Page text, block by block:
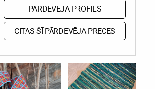
PĀRDEVĒJA PROFILS
CITAS ŠĪ PĀRDEVĒJA PRECES